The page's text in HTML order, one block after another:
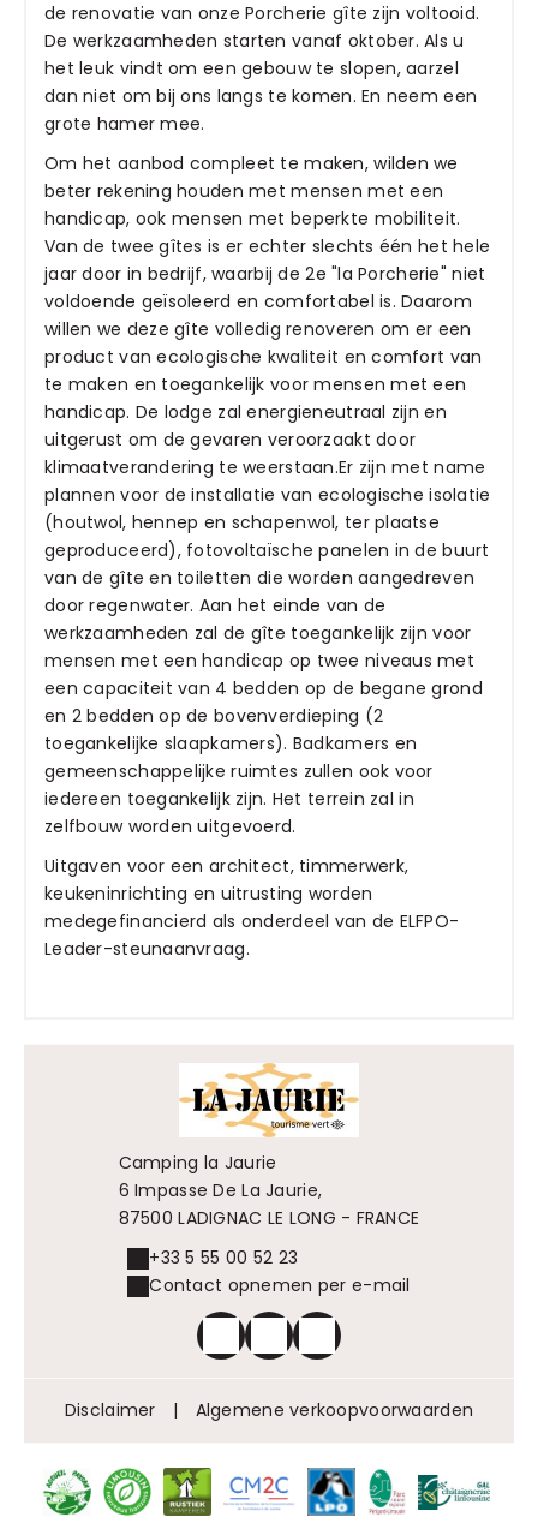
de renovatie van onze Porcherie gîte zijn voltooid.
De werkzaamheden starten vanaf oktober. Als u
het leuk vindt om een gebouw te slopen, aarzel
dan niet om bij ons langs te komen. En neem een
grote hamer mee.
Om het aanbod compleet te maken, wilden we
beter rekening houden met mensen met een
handicap, ook mensen met beperkte mobiliteit.
Van de twee gîtes is er echter slechts één het hele
jaar door in bedrijf, waarbij de 2e "la Porcherie" niet
voldoende geïsoleerd en comfortabel is. Daarom
willen we deze gîte volledig renoveren om er een
product van ecologische kwaliteit en comfort van
te maken en toegankelijk voor mensen met een
handicap. De lodge zal energieneutraal zijn en
uitgerust om de gevaren veroorzaakt door
klimaatverandering te weerstaan.Er zijn met name
plannen voor de installatie van ecologische isolatie
(houtwol, hennep en schapenwol, ter plaatse
geproduceerd), fotovoltaïsche panelen in de buurt
van de gîte en toiletten die worden aangedreven
door regenwater. Aan het einde van de
werkzaamheden zal de gîte toegankelijk zijn voor
mensen met een handicap op twee niveaus met
een capaciteit van 4 bedden op de begane grond
en 2 bedden op de bovenverdieping (2
toegankelijke slaapkamers). Badkamers en
gemeenschappelijke ruimtes zullen ook voor
iedereen toegankelijk zijn. Het terrein zal in
zelfbouw worden uitgevoerd.
Uitgaven voor een architect, timmerwerk,
keukeninrichting en uitrusting worden
medegefinancierd als onderdeel van de ELFPO-
Leader-steunaanvraag.
Camping la Jaurie
6 Impasse De La Jaurie,
87500 LADIGNAC LE LONG - FRANCE
+33 5 55 00 52 23
Contact opnemen per e-mail
Disclaimer | Algemene verkoopvoorwaarden